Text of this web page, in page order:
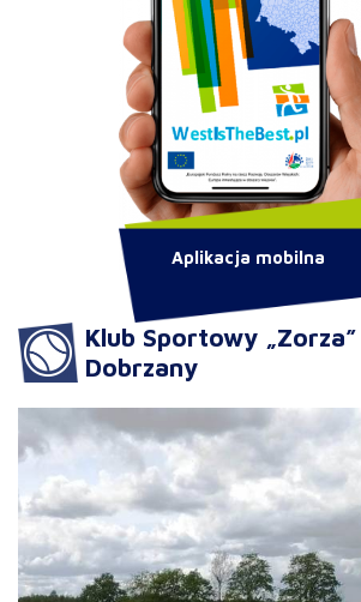
Klub Sportowy „Zorza”
Dobrzany
Aplikacja mobilna